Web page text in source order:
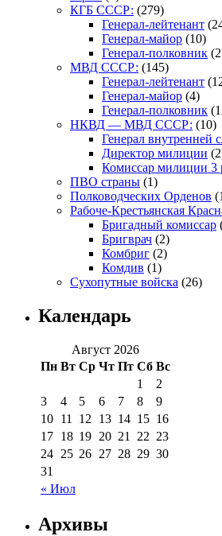
КГБ СССР: (279)
Генерал-лейтенант
Генерал-майор (10)
Генерал-полковник
МВД СССР: (145)
Генерал-лейтенант
Генерал-майор (4)
Генерал-полковник
НКВД — МВД СССР: (10)
Генерал внутренней
Директор милиции
Комиссар милиции 3
ПВО страны (1)
Полководческих Орденов
Рабоче-Крестьянская
Бригадный комиссар
Бригврач (2)
Комбриг (2)
Комдив (1)
Сухопутные войска (26)
Календарь
Август 2026
Пн Вт Ср Чт Пт Сб Вс
« Июл
1
2
3
4 5 6 7 8
9
10 11 12 13 14 15 16
17 18 19 20 21 22 23
24 25 26 27 28 29 30
31
Архивы